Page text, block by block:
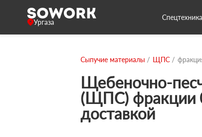
Ургаза
Спецтехника
Сыпучие материалы ЩПС
Щебеночно-
(ЩПС) фракции
доставкой